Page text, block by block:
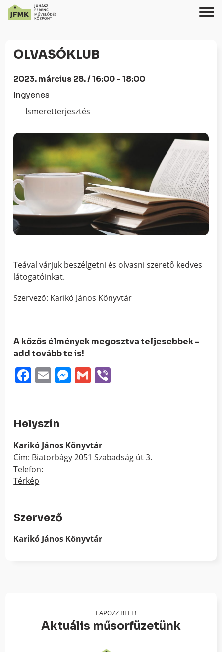
Content
navigációhozOLVASÓKLUB
2023. március 28. / 16:00 - 18:00
Ingyenes
Ismeretterjesztés
Teával várjuk beszélgetni és olvasni szerető kedves
látogatóinkat.
Szervező: Karikó János Könyvtár
A közös élmények megosztva teljesebbek -
add tovább te is!
Facebook
EmailMessenger
Gmail
Helyszín
Karikó János Könyvtár
Cím: Biatorbágy 2051 Szabadság út 3.
Telefon:
Térkép
Szervező
Karikó János Könyvtár
LAPOZZ BELE!
Aktuális műsorfüzetünk